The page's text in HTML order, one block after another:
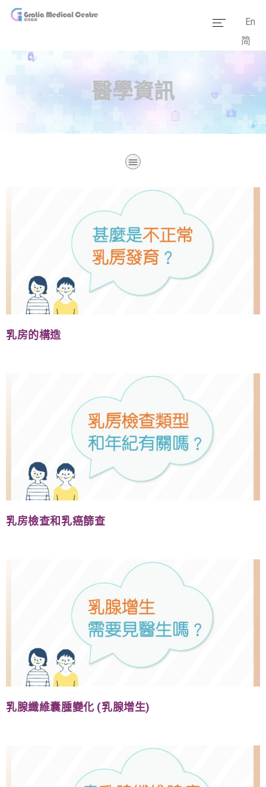
服務範疇
套餐價格
醫療設備
En
简
醫學資訊
乳房的構造
乳房檢查和乳癌篩查
乳腺纖維囊腫變化 (乳腺增生)